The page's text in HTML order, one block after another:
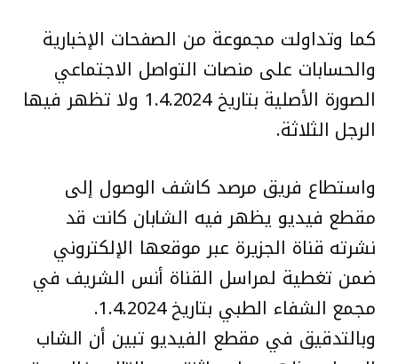
كما وتداولت مجموعة من الصفحات الإخبارية
والحسابات على منصات التواصل الاجتماعي
الصورة الأصلية بتاريخ 1.4.2024 ولا تظهر فيها
الرجل الثلاثة.
واستطاع فريق مرصد كاشف الوصول إلى
مقطع فيديو يظهر فيه الشابان كانت قد
نشرته قناة الجزيرة عبر موقعها الإلكتروني
ضمن تغطية لمراسل القناة أنس الشريف في
مجمع الشفاء الطبي بتاريخ 1.4.2024.
وبالتدقيق في مقطع الفيديو تبين أن الشاب